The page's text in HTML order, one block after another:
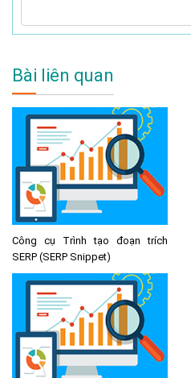
Bài liên quan
Công cụ Trình tạo đoạn trích
SERP (SERP Snippet)